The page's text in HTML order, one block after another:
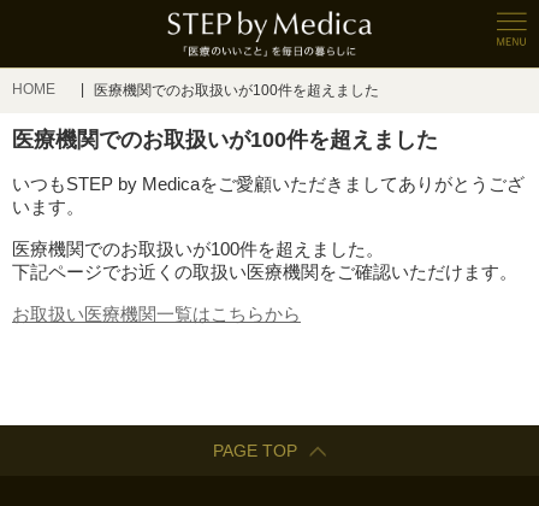
HOME 医療機関でのお取扱いが100件を超えました
医療機関でのお取扱いが100件を超えました
いつもSTEP by Medicaをご愛顧いただきましてありがとうござ
います。
医療機関でのお取扱いが100件を超えました。
下記ページでお近くの取扱い医療機関をご確認いただけます。
お取扱い医療機関一覧はこちらから
PAGE TOP